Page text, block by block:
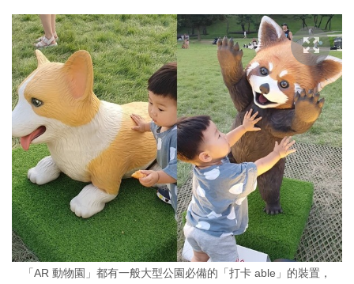
「AR 動物園」都有一般大型公園必備的「打卡 able」的裝置，